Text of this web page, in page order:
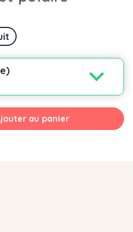
expand_more
au panier